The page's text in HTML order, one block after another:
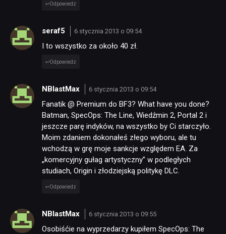
Odpowiedz
seraf5 6 stycznia 2013 o 09:54
I to wszystko za około 40 zł.
Odpowiedz
NBlastMax 6 stycznia 2013 o 09:54
Fanatik @ Premium do BF3? What have you done?
Batman, SpecOps: The Line, Wiedźmin 2, Portal 2 i
jeszcze parę indyków, na wszystko by Ci starczyło.
Moim zdaniem dokonałeś złego wyboru, ale tu
wchodzą w grę moje sankcje względem EA. Za
„komercyjny gułag artystyczny” w podległych
studiach, Origin i złodziejską politykę DLC.
Odpowiedz
NBlastMax 6 stycznia 2013 o 09:55
Osobiśćie na wyprzedarzy kupiłem SpecOps: The